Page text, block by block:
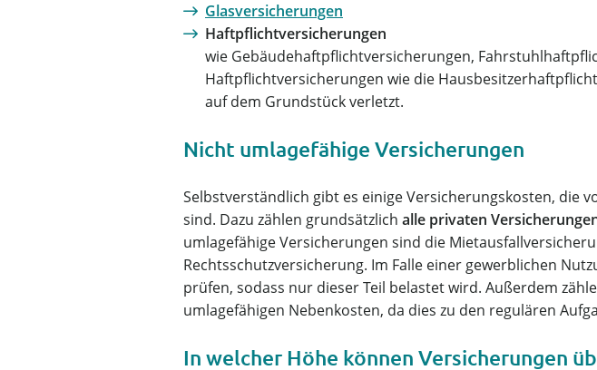
Glasversicherungen
Haftpflichtversicherungen
wie Gebäudehaftpflichtversicherungen,
Haftpflichtversicherungen wie die
auf dem Grundstück verletzt.
Nicht umlagefähige Versicherungen
Selbstverständlich gibt es einige Versicherungskosten,
sind. Dazu zählen grundsätzlich alle privaten
umlagefähige Versicherungen sind die
Rechtsschutzversicherung. Im Falle einer gewerblichen
prüfen, sodass nur dieser Teil belastet wird. Außerdem
umlagefähigen Nebenkosten, da dies zu den regulären
In welcher Höhe können Versicherungen